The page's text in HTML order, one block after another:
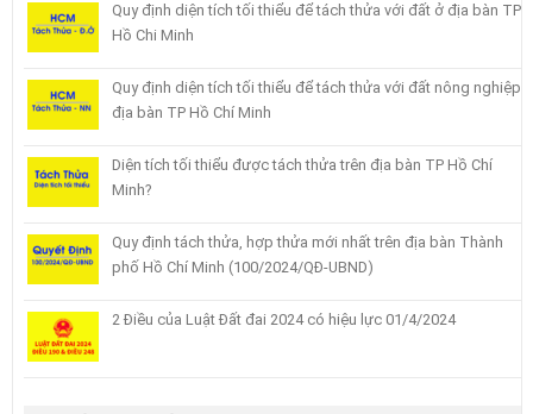
Quy định diện tích tối thiểu để tách thửa với đất ở địa bàn TP
Hồ Chi Minh
Quy định diện tích tối thiểu để tách thửa với đất nông nghiệp
địa bàn TP Hồ Chí Minh
Diện tích tối thiểu được tách thửa trên địa bàn TP Hồ Chí
Minh?
Quy định tách thửa, hợp thửa mới nhất trên địa bàn Thành
phố Hồ Chí Minh (100/2024/QĐ-UBND)
2 Điều của Luật Đất đai 2024 có hiệu lực 01/4/2024